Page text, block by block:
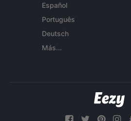
Español
Português
Deutsch
Más...